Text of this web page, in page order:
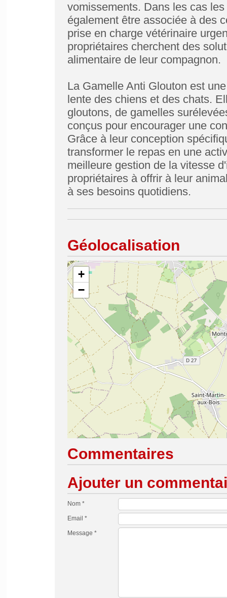
vomissements. Dans les cas
également être associée à des
prise en charge vétérinaire
propriétaires cherchent des
alimentaire de leur compagnon.
La Gamelle Anti Glouton est
lente des chiens et des chats.
gloutons, de gamelles
conçus pour encourager une
Grâce à leur conception
transformer le repas en une
meilleure gestion de la vitesse
propriétaires à offrir à leur
à ses besoins quotidiens.
Géolocalisation
+
−
Commentaires
Ajouter un
Nom *
Email *
Message *